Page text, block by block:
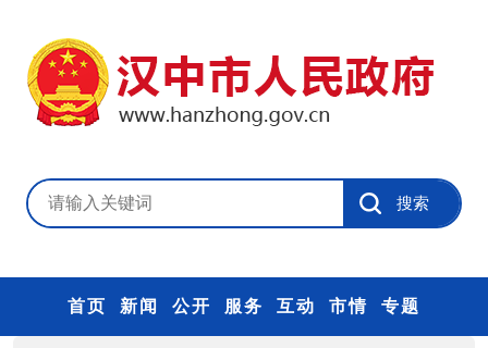
首页 新闻 公开 服务 互动 市情 专题